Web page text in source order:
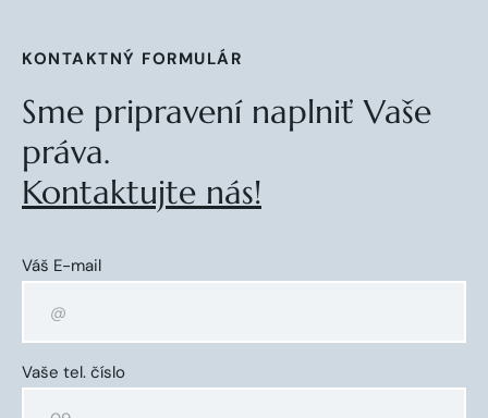
KONTAKTNÝ FORMULÁR
Sme pripravení naplniť Vaše
práva.
Kontaktujte nás!
Váš E-mail
Vaše tel. číslo